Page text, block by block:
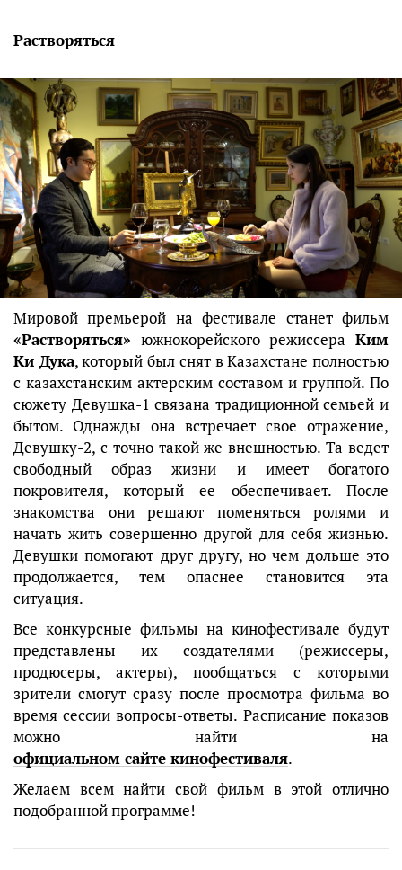
Растворяться
Мировой премьерой на фестивале станет фильм
«Растворяться» южнокорейского режиссера Ким
Ки Дука, который был снят в Казахстане полностью
с казахстанским актерским составом и группой. По
сюжету Девушка-1 связана традиционной семьей и
бытом. Однажды она встречает свое отражение,
Девушку-2, с точно такой же внешностью. Та ведет
свободный образ жизни и имеет богатого
покровителя, который ее обеспечивает. После
знакомства они решают поменяться ролями и
начать жить совершенно другой для себя жизнью.
Девушки помогают друг другу, но чем дольше это
продолжается, тем опаснее становится эта
ситуация.
Все конкурсные фильмы на кинофестивале будут
представлены их создателями (режиссеры,
продюсеры, актеры), пообщаться с которыми
зрители смогут сразу после просмотра фильма во
время сессии вопросы-ответы. Расписание показов
можно найти на
официальном сайте кинофестиваля.
Желаем всем найти свой фильм в этой отлично
подобранной программе!